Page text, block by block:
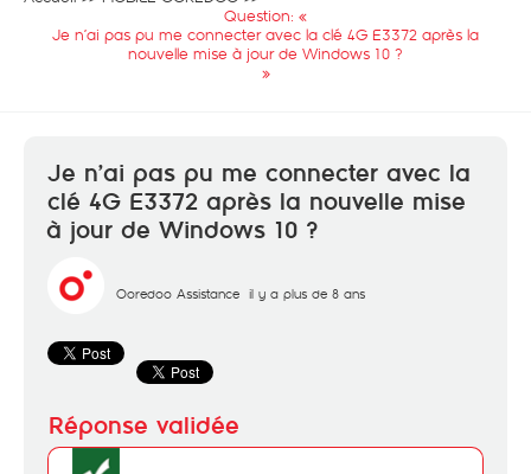
Question: «
Je n’ai pas pu me connecter avec la clé 4G E3372 après la
nouvelle mise à jour de Windows 10 ?
»
Je n’ai pas pu me connecter avec la
clé 4G E3372 après la nouvelle mise
à jour de Windows 10 ?
Ooredoo Assistance il y a plus de 8 ans